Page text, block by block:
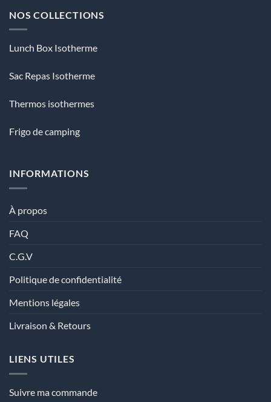
NOS COLLECTIONS
Lunch Box Isotherme
Sac Repas Isotherme
Thermos isothermes
Frigo de camping
INFORMATIONS
À propos
FAQ
C.G.V
Politique de confidentialité
Mentions légales
Livraison & Retours
LIENS UTILES
Suivre ma commande